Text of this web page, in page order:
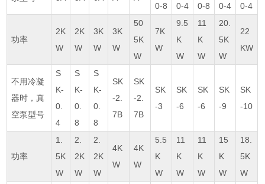
0-8
0-4
0-8
0-4
0-4
功率
2K
W
2K
W
3K
W
3K
W
50
5K
W
7K
W
9.5
K
W
11
K
W
20.
5K
W
22
KW
不用冷凝
器时，真
空泵型号
S
K-
0.
4
S
K-
0.
8
S
K-
0.
8
SK
-2.
7B
SK
-2.
7B
SK
-3
SK
-6
SK
-6
SK
-9
SK
-10
功率
1.
5K
W
2.
2K
W
2.
2K
W
4K
W
4K
W
5.5
K
W
11
K
W
11
K
W
15
K
W
18.
5K
W